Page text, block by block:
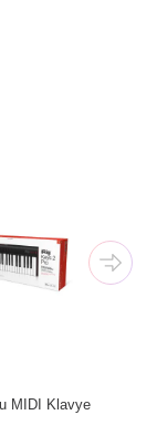
MIDI Klavye